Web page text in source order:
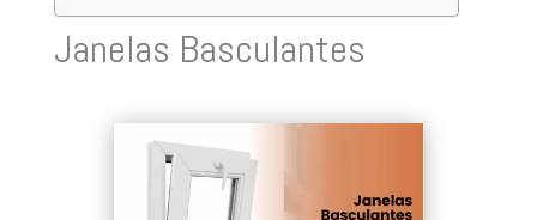
Janelas Basculantes